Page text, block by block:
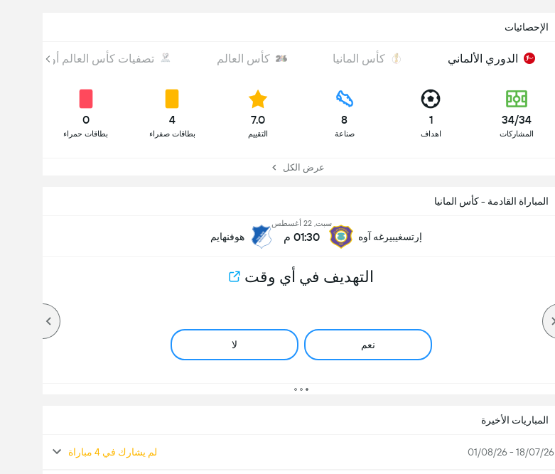
الإحصائيات
الدوري الألماني كأس المانيا كأس العالم تصفيات كأس العالم أوروبا
34/34
المشاركات
1
اهداف
8
صناعة
7.0
التقييم
4
بطاقات صفراء
0
بطاقات حمراء
عرض الكل
المباراة القادمة - كأس المانيا
إرتسغيبيرغه آوه
سبت, 22 أغسطس
01:30 م هوفنهايم
التهديف في أي وقت
نعم لا
المباريات الأخيرة
18/07/26 - 01/08/26 لم يشارك في 4 مباراة